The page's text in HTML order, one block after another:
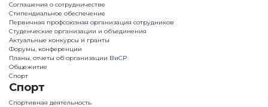
Соглашения о сотрудничестве
Стипендиальное обеспечение
Первичная профсоюзная организация сотрудников
Студенческие организации и объединения
Актуальные конкурсы и гранты
Форумы, конференции
Планы, отчеты об организации ВиСР
Общежитие
Спорт
Спорт
Спортивная деятельность